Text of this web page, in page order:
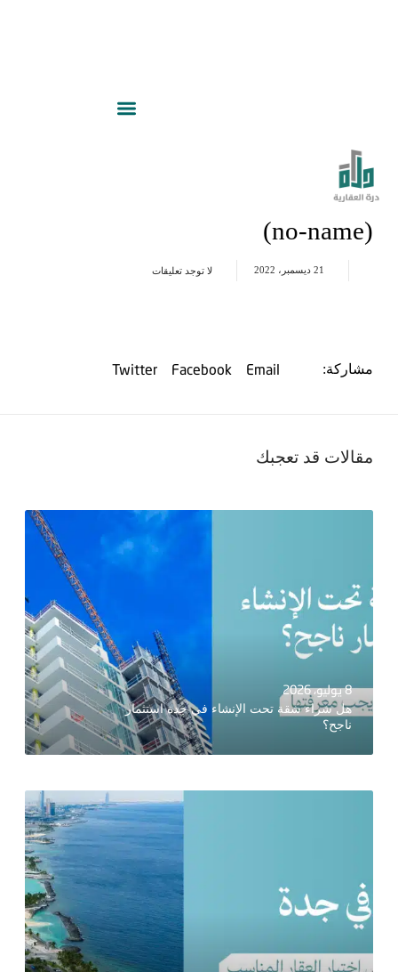
(no-name)
21 ديسمبر، 2022 لا توجد تعليقات
مشاركة: Email
Facebook
Twitter
مقالات قد تعجبك
8 يوليو، 2026
هل شراء شقة تحت الإنشاء في جدة استثمار
ناجح؟